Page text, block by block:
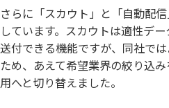
さらに「スカウト」と「自動配
しています。スカウトは適性デ
送付できる機能ですが、同社で
ため、あえて希望業界の絞り込
用へと切り替えました。